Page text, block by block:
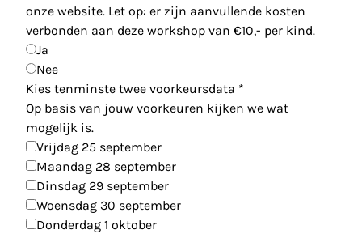
onze website. Let op: er zijn aanvullende kosten
verbonden aan deze workshop van €10,- per kind.
Ja
Nee
Kies tenminste twee voorkeursdata *
Op basis van jouw voorkeuren kijken we wat
mogelijk is.
Vrijdag 25 september
Maandag 28 september
Dinsdag 29 september
Woensdag 30 september
Donderdag 1 oktober